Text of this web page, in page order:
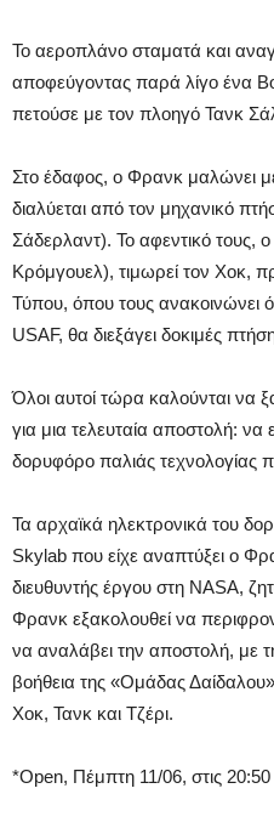
Το αεροπλάνο σταματά και
αποφεύγοντας παρά λίγο ένα
πετούσε με τον πλοηγό Τανκ
Στο έδαφος, ο Φρανκ μαλώνει
διαλύεται από τον μηχανικό
Σάδερλαντ). Το αφεντικό τους,
Κρόμγουελ), τιμωρεί τον Χοκ,
Τύπου, όπου τους ανακοινώνει
USAF, θα διεξάγει δοκιμές
Όλοι αυτοί τώρα καλούνται να
για μια τελευταία αποστολή:
δορυφόρο παλιάς τεχνολογίας
Τα αρχαϊκά ηλεκτρονικά του
Skylab που είχε αναπτύξει ο
διευθυντής έργου στη NASA,
Φρανκ εξακολουθεί να
να αναλάβει την αποστολή, με
βοήθεια της «Ομάδας
Χοκ, Τανκ και Τζέρι.
*Open, Πέμπτη 11/06, στις 20:50